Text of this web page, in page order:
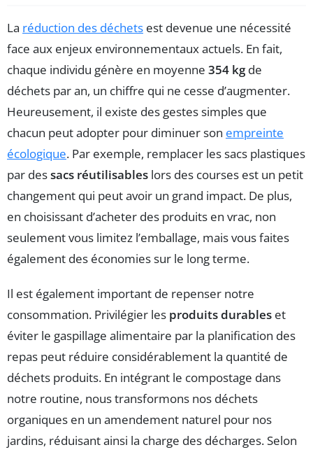
La réduction des déchets est devenue une nécessité
face aux enjeux environnementaux actuels. En fait,
chaque individu génère en moyenne 354 kgde
déchets par an, un chiffre qui ne cesse d’augmenter.
Heureusement, il existe des gestes simples que
chacun peut adopter pour diminuer son empreinte
écologique. Par exemple, remplacer les sacs plastiques
par dessacs réutilisables lors des courses est un petit
changement qui peut avoir un grand impact. De plus,
en choisissant d’acheter des produits en vrac, non
seulement vous limitez l’emballage, mais vous faites
également des économies sur le long terme.
Il est également important de repenser notre
consommation. Privilégier les produits durables et
éviter le gaspillage alimentaire par la planification des
repas peut réduire considérablement la quantité de
déchets produits. En intégrant le compostage dans
notre routine, nous transformons nos déchets
organiques en un amendement naturel pour nos
jardins, réduisant ainsi la charge des décharges. Selon